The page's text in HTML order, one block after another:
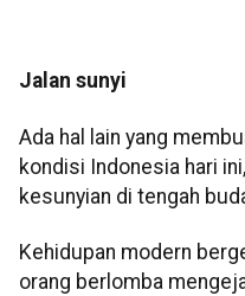
Jalan sunyi
Ada hal lain yang
kondisi Indonesia hari
kesunyian di tengah
Kehidupan modern
orang berlomba